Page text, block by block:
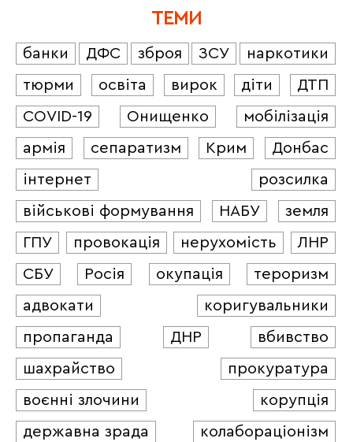
ТЕМИ
банки ДФС зброя ЗСУ
наркотики
тюрми
освіта вирок діти
ДТП
COVID-19
Онищенко
мобілізація
армія
сепаратизм Крим
Донбас
інтернет
розсилка
військові формування
НАБУ
земля
ГПУ
провокація нерухомість
ЛНР
СБУ
Росія окупація
тероризм
адвокати
коригувальники
пропаганда
ДНР
вбивство
шахрайство
прокуратура
воєнні злочини
корупція
державна зрада
колабораціонізм